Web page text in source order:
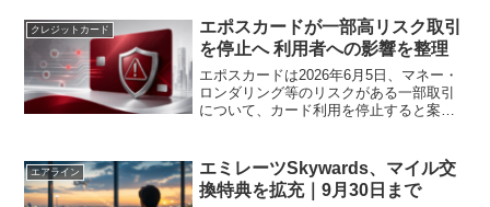
クレジットカード
エポスカードが一部高リスク取引
を停止へ 利用者への影響を整理
エポスカードは2026年6月5日、マネー・
ロンダリング等のリスクがある一部取引
について、カード利用を停止すると案内
部で、普段の買い物改定とは違い、決済
そのものが通らな...
エアライン
エミレーツSkywards、マイル交
換特典を拡充｜9月30日まで